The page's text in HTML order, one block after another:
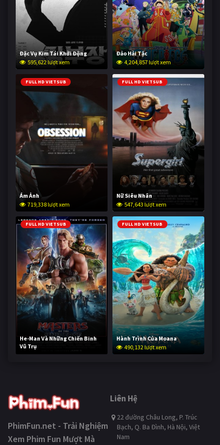
Đặc Vụ Kim Tái Khởi Động
595,622 lượt xem
Đảo Hải Tặc
4,204,857 lượt xem
FULL HD VIETSUB
Ám Ảnh
719,338 lượt xem
FULL HD VIETSUB
Nữ Siêu Nhân
547,643 lượt xem
FULL HD VIETSUB
He-Man Và Những Chiến Binh
Vũ Trụ
238,691 lượt xem
FULL HD VIETSUB
Hành Trình Của Moana
490,132 lượt xem
PhimFun.net - Trải Nghiệm
Xem Phim Fun Mượt Mà
Liên Hệ
22 đường Châu Long, P. Trúc
Bạch, Q. Ba Đình, Hà Nội, Việt
Nam